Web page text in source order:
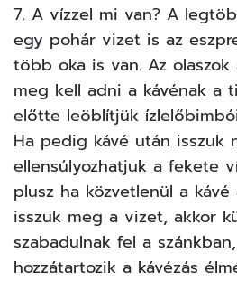
7. A vízzel mi van? A
egy pohár vizet is az
több oka is van. Az
meg kell adni a kávénak a
előtte leöblítjük
Ha pedig kávé után isszuk
ellensúlyozhatjuk a fekete
plusz ha közvetlenül a
isszuk meg a vizet, akkor
szabadulnak fel a
hozzátartozik a kávézás